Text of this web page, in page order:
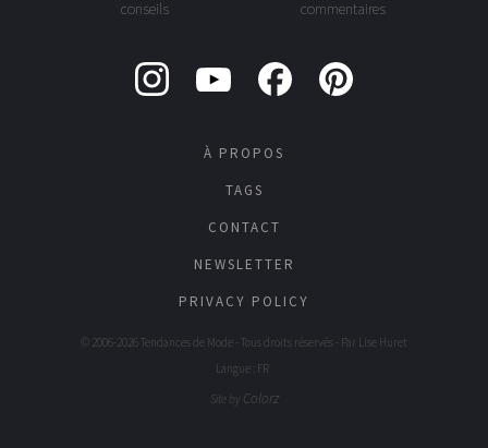
conseils commentaires
À PROPOS
TAGS
CONTACT
NEWSLETTER
PRIVACY POLICY
© 2006-2026 Tendances de Mode - Tous droits réservés - Par Lise Huret
Langue : FR
Site by Colorz